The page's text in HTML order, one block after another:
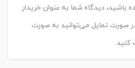
باشید، دیدگاه شما به عنوان خریدار
صورت تمایل می‌توانید به صورت
کنید.